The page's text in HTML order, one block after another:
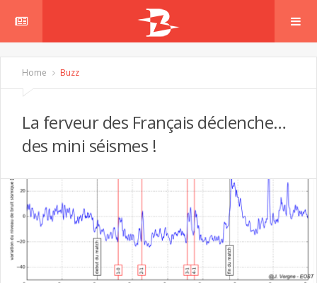
Home Buzz
La ferveur des Français déclenche…
des mini séismes !